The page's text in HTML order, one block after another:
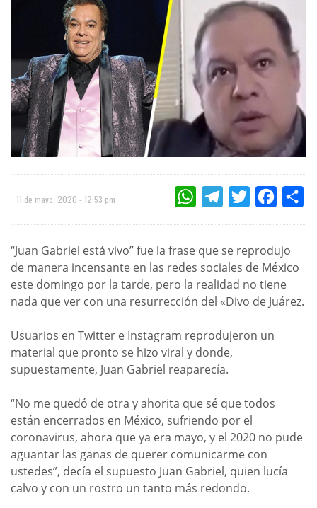
11 de mayo, 2020 - 12:53 pm WHATSAPPTELEGRAMTWITTER
“Juan Gabriel está vivo” fue la frase que se reprodujo
de manera incensante en las redes sociales de México
este domingo por la tarde, pero la realidad no tiene
nada que ver con una resurrección del «Divo de Juárez.
Usuarios en Twitter e Instagram reprodujeron un
material que pronto se hizo viral y donde,
supuestamente, Juan Gabriel reaparecía.
“No me quedó de otra y ahorita que sé que todos
están encerrados en México, sufriendo por el
coronavirus, ahora que ya era mayo, y el 2020 no pude
aguantar las ganas de querer comunicarme con
ustedes”, decía el supuesto Juan Gabriel, quien lucía
calvo y con un rostro un tanto más redondo.